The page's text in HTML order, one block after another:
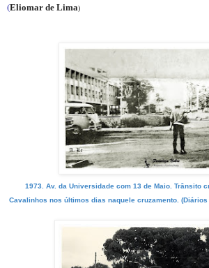
(Eliomar de Lima)
1973. Av. da Universidade com 13 de Maio. Trânsito
Cavalinhos nos últimos dias naquele cruzamento.